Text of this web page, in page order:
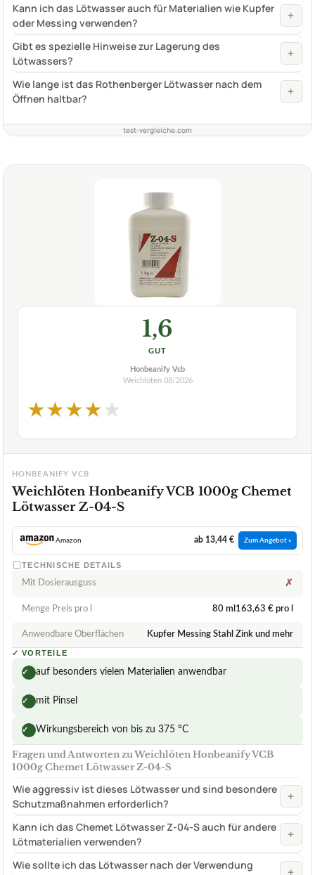
Kann ich das Lötwasser auch für Materialien wie Kupfer
oder Messing verwenden?
+
Gibt es spezielle Hinweise zur Lagerung des
Lötwassers?
+
Wie lange ist das Rothenberger Lötwasser nach dem
Öffnen haltbar?
+
test-vergleiche.com
1,6
GUT
Honbeanify Vcb
Weichlöten 08/2026
★★★★★
HONBEANIFY VCB
Weichlöten Honbeanify VCB 1000g Chemet
Lötwasser Z-04-S
Amazon ab 13,44 € Zum Angebot »
TECHNISCHE DETAILS
Mit Dosierausguss ✗
Menge Preis pro l 80 ml163,63 € pro l
Anwendbare Oberflächen Kupfer Messing Stahl Zink und mehr
✓ VORTEILE
✓ auf besonders vielen Materialien anwendbar
✓ mit Pinsel
✓ Wirkungsbereich von bis zu 375 °C
Fragen und Antworten zu Weichlöten Honbeanify VCB
1000g Chemet Lötwasser Z-04-S
Wie aggressiv ist dieses Lötwasser und sind besondere
Schutzmaßnahmen erforderlich?
+
Kann ich das Chemet Lötwasser Z-04-S auch für andere
Lötmaterialien verwenden?
+
Wie sollte ich das Lötwasser nach der Verwendung